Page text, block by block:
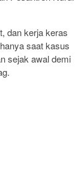
dan kerja keras
saat kasus
sejak awal demi